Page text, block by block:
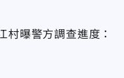
村曝警方調查進度：